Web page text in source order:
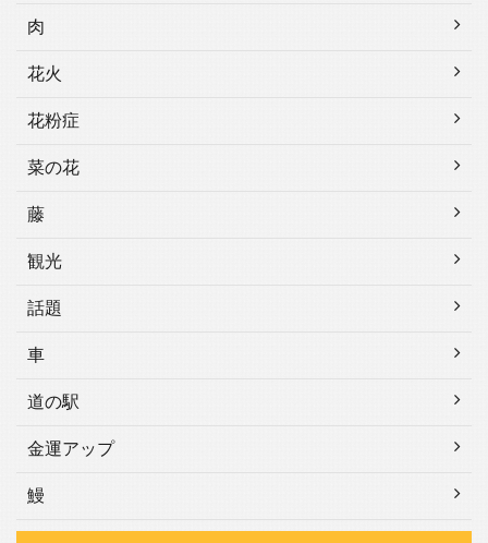
肉
花火
花粉症
菜の花
藤
観光
話題
車
道の駅
金運アップ
鰻